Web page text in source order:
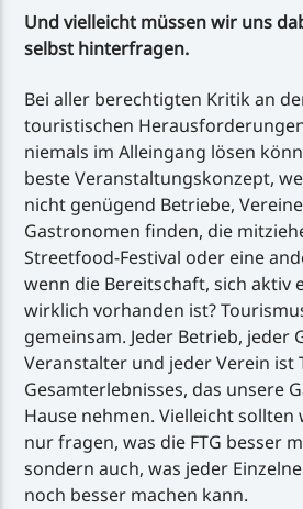
Und vielleicht müssen wir uns
selbst hinterfragen.
Bei aller berechtigten Kritik an
touristischen
niemals im Alleingang lösen
beste Veranstaltungskonzept,
nicht genügend Betriebe,
Gastronomen finden, die
Streetfood-Festival oder eine
wenn die Bereitschaft, sich aktiv
wirklich vorhanden ist?
gemeinsam. Jeder Betrieb, jeder
Veranstalter und jeder Verein ist
Gesamterlebnisses, das unsere
Hause nehmen. Vielleicht
nur fragen, was die FTG besser
sondern auch, was jeder
noch besser machen kann.